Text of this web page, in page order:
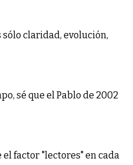
claridad, evolución,
sé que el Pablo de 2002
factor "lectores" en cada